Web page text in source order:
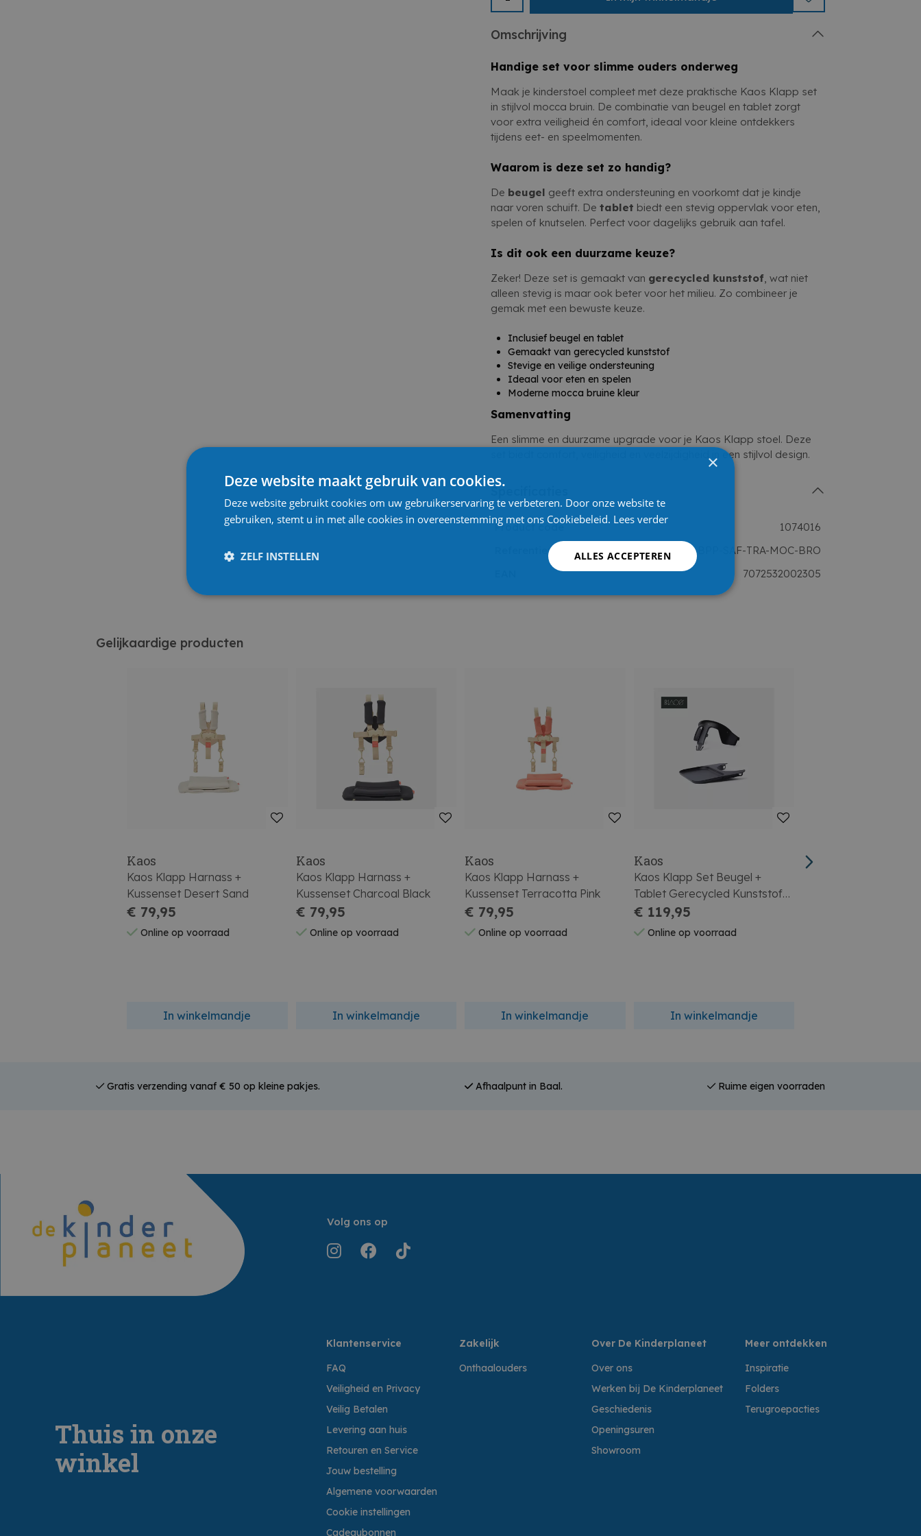
Deze set biedt comfort, veiligheid en veelzijdigheid in een stijlvol
Omschrijving
Handige set voor slimme ouders onderweg
Maak je kinderstoel compleet met deze praktische Kaos Klapp set
in stijlvol mocca bruin. De combinatie van beugel en tablet zorgt
voor extra veiligheid én comfort, ideaal voor kleine ontdekkers
tijdens eet- en speelmomenten.
Waarom is deze set zo handig?
De beugel geeft extra ondersteuning en voorkomt dat je kindje
naar voren schuift. De tablet biedt een stevig oppervlak voor eten,
spelen of knutselen. Perfect voor dagelijks gebruik aan tafel.
Is dit ook een duurzame keuze?
Zeker! Deze set is gemaakt van gerecycled kunststof, wat niet
alleen stevig is maar ook beter voor het milieu. Zo combineer je
gemak met een bewuste keuze.
Inclusief beugel en tablet
Gemaakt van gerecycled kunststof
Stevige en veilige ondersteuning
Ideaal voor eten en spelen
Moderne mocca bruine kleur
Samenvatting
Een slimme en duurzame upgrade voor je Kaos Klapp stoel. Deze
set biedt comfort, veiligheid en veelzijdigheid in een stijlvol design.
Specificaties
Product code
1074016
Referentienummer leverancier
KA-BPP-SAF-TRA-MOC-BRO
7072532002305
Gelijkaardige producten
Kaos
Kaos Klapp Harnass +
Kussenset Desert Sand
€ 79,95
Online op voorraad
In winkelmandje
Kaos
Kaos Klapp Harnass +
Kussenset Charcoal Black
€ 79,95
Online op voorraad
In winkelmandje
Kaos
Kaos Klapp Harnass +
Kussenset Terracotta Pink
€ 79,95
Online op voorraad
In winkelmandje
Kaos
Kaos Klapp Set Beugel +
Tablet Gerecycled Kunststof
Charcoal Black.
€ 119,95
Online op voorraad
In winkelmandje
Kaos
Gratis verzending vanaf € 50 op kleine pakjes. Afhaalpunt in Baal. Ruime eigen voorraden
Volg ons op
Thuis in onze
winkel
Klantenservice
FAQ
Veiligheid en Privacy
Veilig Betalen
Levering aan huis
Retouren en Service
Jouw bestelling
Algemene voorwaarden
Cookie instellingen
Cadeaubonnen
Zakelijk
Onthaalouders
Over De Kinderplaneet
Over ons
Werken bij De Kinderplaneet
Geschiedenis
Openingsuren
Showroom
Meer ontdekken
Inspiratie
Folders
Terugroepacties
×
Deze website maakt gebruik van cookies.
Deze website gebruikt cookies om uw gebruikerservaring te verbeteren. Door onze website te
gebruiken, stemt u in met alle cookies in overeenstemming met ons Cookiebeleid. Lees verder
ALLES ACCEPTEREN
ZELF INSTELLEN